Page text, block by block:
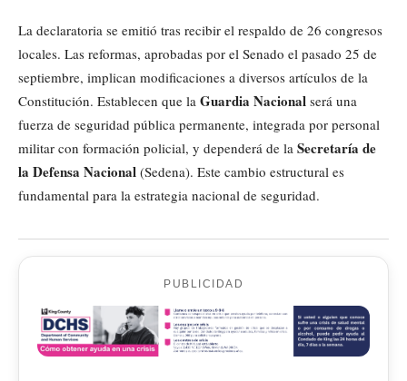
La declaratoria se emitió tras recibir el respaldo de 26 congresos
locales. Las reformas, aprobadas por el Senado el pasado 25 de
septiembre, implican modificaciones a diversos artículos de la
Constitución. Establecen que la Guardia Nacional será una
fuerza de seguridad pública permanente, integrada por personal
militar con formación policial, y dependerá de la Secretaría de
la Defensa Nacional (Sedena). Este cambio estructural es
fundamental para la estrategia nacional de seguridad.
PUBLICIDAD